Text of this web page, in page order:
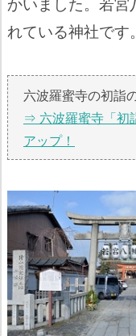
れている神社です。
六波羅蜜寺の初詣
⇒ 六波羅蜜寺「初
アップ！